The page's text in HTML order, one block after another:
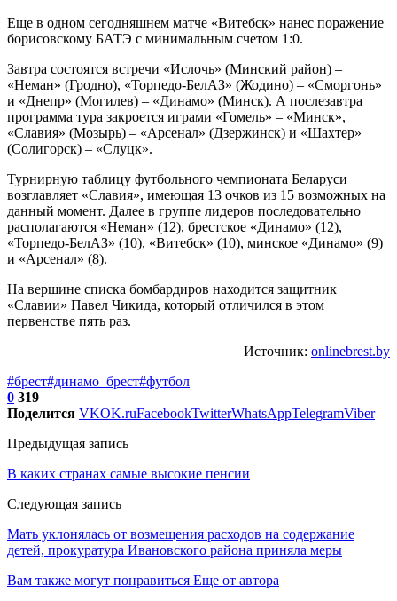
Еще в одном сегодняшнем матче «Витебск» нанес поражение
борисовскому БАТЭ с минимальным счетом 1:0.
Завтра состоятся встречи «Ислочь» (Минский район) –
«Неман» (Гродно), «Торпедо-БелАЗ» (Жодино) – «Сморгонь»
и «Днепр» (Могилев) – «Динамо» (Минск). А послезавтра
программа тура закроется играми «Гомель» – «Минск»,
«Славия» (Мозырь) – «Арсенал» (Дзержинск) и «Шахтер»
(Солигорск) – «Слуцк».
Турнирную таблицу футбольного чемпионата Беларуси
возглавляет «Славия», имеющая 13 очков из 15 возможных на
данный момент. Далее в группе лидеров последовательно
располагаются «Неман» (12), брестское «Динамо» (12),
«Торпедо-БелАЗ» (10), «Витебск» (10), минское «Динамо» (9)
и «Арсенал» (8).
На вершине списка бомбардиров находится защитник
«Славии» Павел Чикида, который отличился в этом
первенстве пять раз.
Источник: onlinebrest.by
#брест#динамо_брест#футбол
0 319
Поделится VKOK.ruFacebookTwitterWhatsAppTelegramViber
Предыдущая запись
В каких странах самые высокие пенсии
Следующая запись
Мать уклонялась от возмещения расходов на содержание
детей, прокуратура Ивановского района приняла меры
Вам также могут понравиться Еще от автора